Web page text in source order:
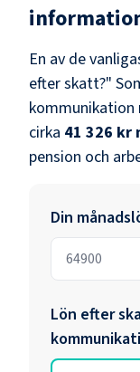
En av de
efter skatt?"
kommunikation
cirka 41 326 kr
pension och
Din
Lön efter